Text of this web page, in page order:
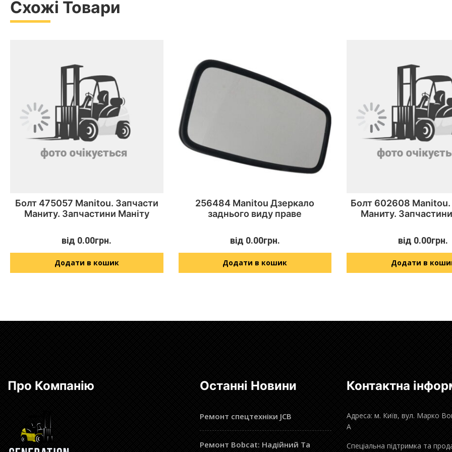
Схожі Товари
Болт 475057 Manitou. Запчасти
Маниту. Запчастини Маніту
від 0.00грн.
Додати в кошик
256484 Manitou Дзеркало
заднього виду праве
від 0.00грн.
Додати в кошик
Болт 602608 Manitou.
Маниту.
від 0.00грн.
Додати в
Про Компанію Останні Новини
Ремонт спецтехніки JCB
Ремонт Bobcat: Надійний Та
Контактна
Адреса: м. Київ, вул. Марко
А
Спеціальна підтримка та